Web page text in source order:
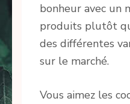
bonheur avec un
produits plutôt
des différentes
sur le marché.
Vous aimez les